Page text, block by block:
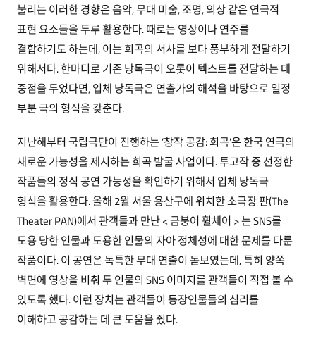
불리는 이러한 경향은 음악, 무대 미술, 조명, 의상 같은 연극적
표현 요소들을 두루 활용한다. 때로는 영상이나 연주를
결합하기도 하는데, 이는 희곡의 서사를 보다 풍부하게 전달하기
위해서다. 한마디로 기존 낭독극이 오롯이 텍스트를 전달하는 데
중점을 두었다면, 입체 낭독극은 연출가의 해석을 바탕으로 일정
부분 극의 형식을 갖춘다.
지난해부터 국립극단이 진행하는 ‘창작 공감: 희곡’은 한국 연극의
새로운 가능성을 제시하는 희곡 발굴 사업이다. 투고작 중 선정한
작품들의 정식 공연 가능성을 확인하기 위해서 입체 낭독극
형식을 활용한다. 올해 2월 서울 용산구에 위치한 소극장 판(The
Theater PAN)에서 관객들과 만난 < 금붕어 휠체어 > 는 SNS를
도용 당한 인물과 도용한 인물의 자아 정체성에 대한 문제를 다룬
작품이다. 이 공연은 독특한 무대 연출이 돋보였는데, 특히 양쪽
벽면에 영상을 비춰 두 인물의 SNS 이미지를 관객들이 직접 볼 수
있도록 했다. 이런 장치는 관객들이 등장인물들의 심리를
이해하고 공감하는 데 큰 도움을 줬다.